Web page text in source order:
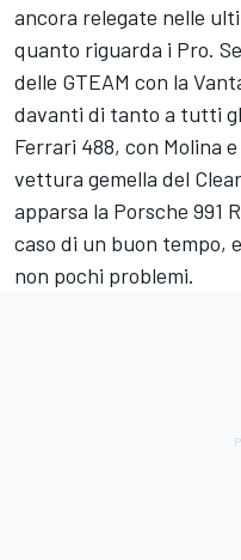
ancora relegate nelle
quanto riguarda i Pro.
delle GTEAM con la
davanti di tanto a tutti
Ferrari 488, con Molina
vettura gemella del
apparsa la Porsche 991
caso di un buon tempo,
non pochi problemi.